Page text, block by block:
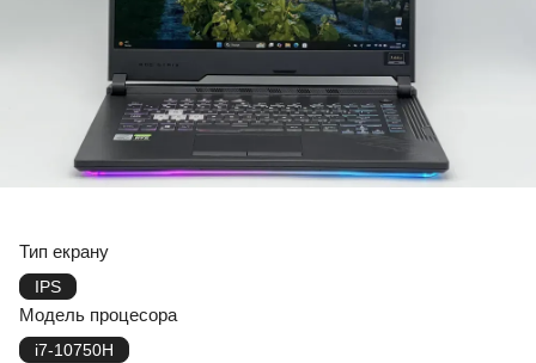
Тип екрану
IPS
Модель процесора
i7-10750H